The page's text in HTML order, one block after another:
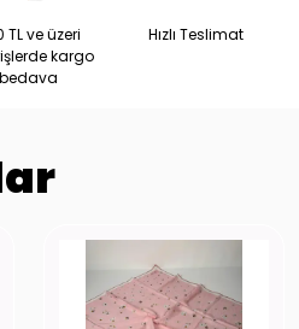
TL ve üzeri
kargo
bedava
Hızlı Teslimat